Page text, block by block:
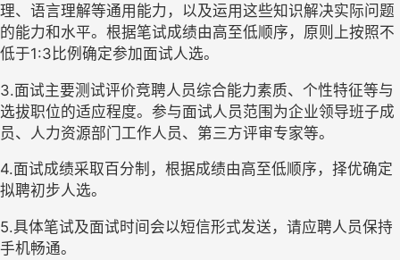
理、语言理解等通用能力，以及运用这些知识解决实际问题
的能力和水平。根据笔试成绩由高至低顺序，原则上按照不
低于1:3比例确定参加面试人选。
3.面试主要测试评价竞聘人员综合能力素质、个性特征等与
选拔职位的适应程度。参与面试人员范围为企业领导班子成
员、人力资源部门工作人员、第三方评审专家等。
4.面试成绩采取百分制，根据成绩由高至低顺序，择优确定
拟聘初步人选。
5.具体笔试及面试时间会以短信形式发送，请应聘人员保持
手机畅通。